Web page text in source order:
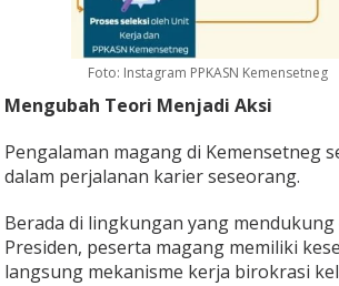
Foto: Instagram PPKASN Kemensetneg
Mengubah Teori Menjadi Aksi
Pengalaman magang di Kemensetneg
dalam perjalanan karier seseorang.
Berada di lingkungan yang
Presiden, peserta magang memiliki
langsung mekanisme kerja birokrasi